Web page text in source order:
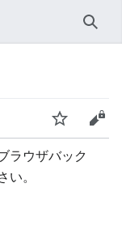
検索
ラウザバック
い。